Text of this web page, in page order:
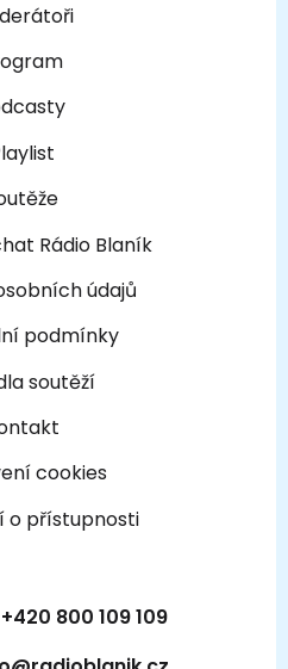
Rádio Blaník
údajů
podmínky
soutěží
cookies
o přístupnosti
+420 800 109 109